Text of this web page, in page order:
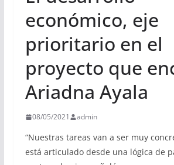
económico, eje
prioritario en el
proyecto que
Ariadna Ayala
08/05/2021 admin
“Nuestras tareas van a ser muy
está articulado desde una lógica de